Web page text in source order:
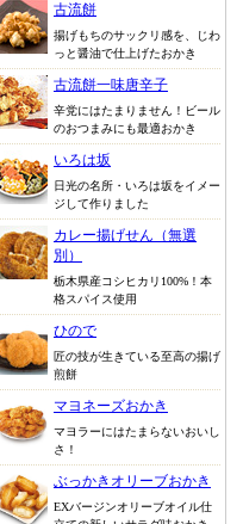
古流餅
揚げもちのサックリ感を、じわ
っと醤油で仕上げたおかき
古流餅一味唐辛子
辛党にはたまりません！ビール
のおつまみにも最適おかき
いろは坂
日光の名所・いろは坂をイメー
ジして作りました
カレー揚げせん（無選
別）
栃木県産コシヒカリ100%！本
格スパイス使用
ひので
匠の技が生きている至高の揚げ
煎餅
マヨネーズおかき
マヨラーにはたまらないおいし
さ！
ぶっかきオリーブおかき
EXバージンオリーブオイル仕